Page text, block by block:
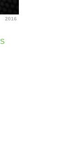
2016